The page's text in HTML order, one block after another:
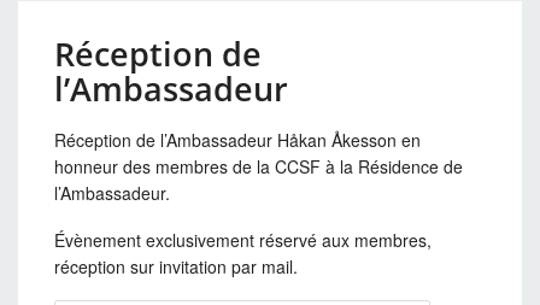
Réception de
l’Ambassadeur
Réception de l’Ambassadeur Håkan Åkesson en
honneur des membres de la CCSF à la Résidence de
l’Ambassadeur.
Évènement exclusivement réservé aux membres,
réception sur invitation par mail.